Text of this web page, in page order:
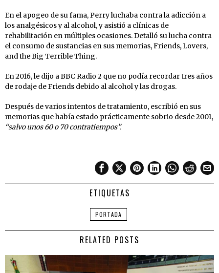
En el apogeo de su fama, Perry luchaba contra la adicción a
los analgésicos y al alcohol, y asistió a clínicas de
rehabilitación en múltiples ocasiones. Detalló su lucha contra
el consumo de sustancias en sus memorias, Friends, Lovers,
and the Big Terrible Thing.
En 2016, le dijo a BBC Radio 2 que no podía recordar tres años
de rodaje de Friends debido al alcohol y las drogas.
Después de varios intentos de tratamiento, escribió en sus
memorias que había estado prácticamente sobrio desde 2001,
“salvo unos 60 o 70 contratiempos”.
ETIQUETAS
PORTADA
RELATED POSTS